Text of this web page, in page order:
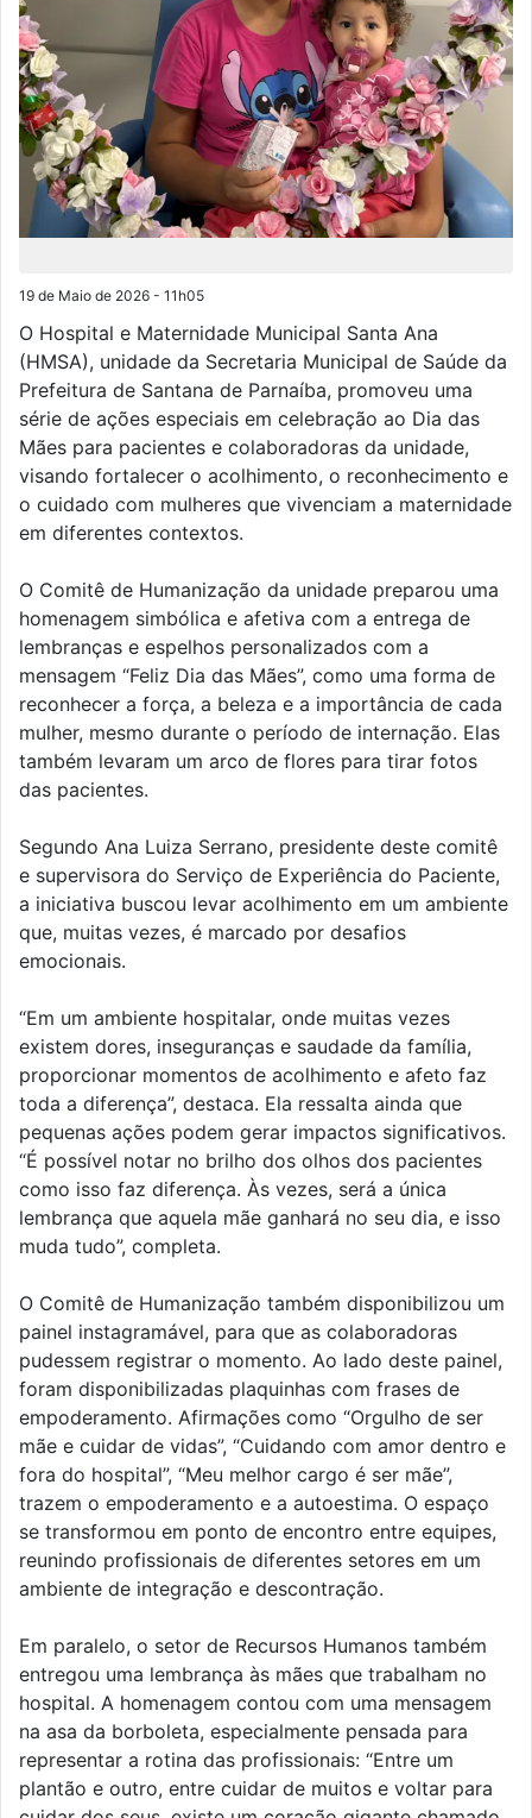
19 de Maio de 2026 - 11h05
O Hospital e Maternidade Municipal Santa Ana
(HMSA), unidade da Secretaria Municipal de Saúde da
Prefeitura de Santana de Parnaíba, promoveu uma
série de ações especiais em celebração ao Dia das
Mães para pacientes e colaboradoras da unidade,
visando fortalecer o acolhimento, o reconhecimento e
o cuidado com mulheres que vivenciam a maternidade
em diferentes contextos.
O Comitê de Humanização da unidade preparou uma
homenagem simbólica e afetiva com a entrega de
lembranças e espelhos personalizados com a
mensagem “Feliz Dia das Mães”, como uma forma de
reconhecer a força, a beleza e a importância de cada
mulher, mesmo durante o período de internação. Elas
também levaram um arco de flores para tirar fotos
das pacientes.
Segundo Ana Luiza Serrano, presidente deste comitê
e supervisora do Serviço de Experiência do Paciente,
a iniciativa buscou levar acolhimento em um ambiente
que, muitas vezes, é marcado por desafios
emocionais.
“Em um ambiente hospitalar, onde muitas vezes
existem dores, inseguranças e saudade da família,
proporcionar momentos de acolhimento e afeto faz
toda a diferença”, destaca. Ela ressalta ainda que
pequenas ações podem gerar impactos significativos.
“É possível notar no brilho dos olhos dos pacientes
como isso faz diferença. Às vezes, será a única
lembrança que aquela mãe ganhará no seu dia, e isso
muda tudo”, completa.
O Comitê de Humanização também disponibilizou um
painel instagramável, para que as colaboradoras
pudessem registrar o momento. Ao lado deste painel,
foram disponibilizadas plaquinhas com frases de
empoderamento. Afirmações como “Orgulho de ser
mãe e cuidar de vidas”, “Cuidando com amor dentro e
fora do hospital”, “Meu melhor cargo é ser mãe”,
trazem o empoderamento e a autoestima. O espaço
se transformou em ponto de encontro entre equipes,
reunindo profissionais de diferentes setores em um
ambiente de integração e descontração.
Em paralelo, o setor de Recursos Humanos também
entregou uma lembrança às mães que trabalham no
hospital. A homenagem contou com uma mensagem
na asa da borboleta, especialmente pensada para
representar a rotina das profissionais: “Entre um
plantão e outro, entre cuidar de muitos e voltar para